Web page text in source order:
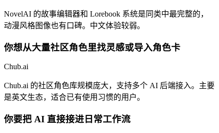
NovelAI 的故事编辑器和 Lorebook 系统是同类中最完整的，
动漫风格图像也有口碑。中文体验较弱。
你想从大量社区角色里找灵感或导入角色卡
Chub.ai
Chub.ai 的社区角色库规模庞大，支持多个 AI 后端接入。主要
是英文生态，适合已有使用习惯的用户。
你要把 AI 直接接进日常工作流